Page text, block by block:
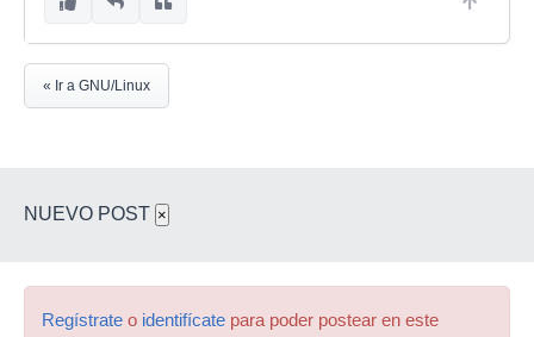
« Ir a GNU/Linux
NUEVO POST ×
Regístrate o identifícate para poder postear en este